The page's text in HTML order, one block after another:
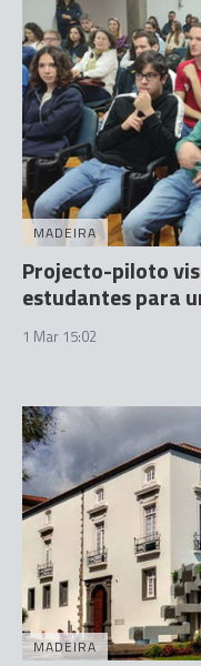
MADEIRA
Projecto-piloto
estudantes para
1 Mar 15:02
MADEIRA